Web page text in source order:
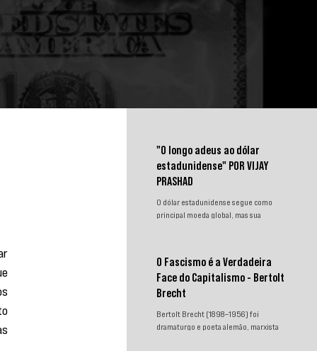
"O longo adeus ao dólar
estadunidense" POR VIJAY
PRASHAD
O dólar estadunidense segue como
principal moeda global, mas sua
impulsionam a desdolarização. O
processo, porém, é gradual e exige
novas instituições financeiras capazes
soberano e reduzir a dependência do
sistema monetário dominado pelos
O Fascismo é a Verdadeira
Face do Capitalismo - Bertolt
Brecht
Bertolt Brecht (1898–1956) foi
dramaturgo e poeta alemão, marxista